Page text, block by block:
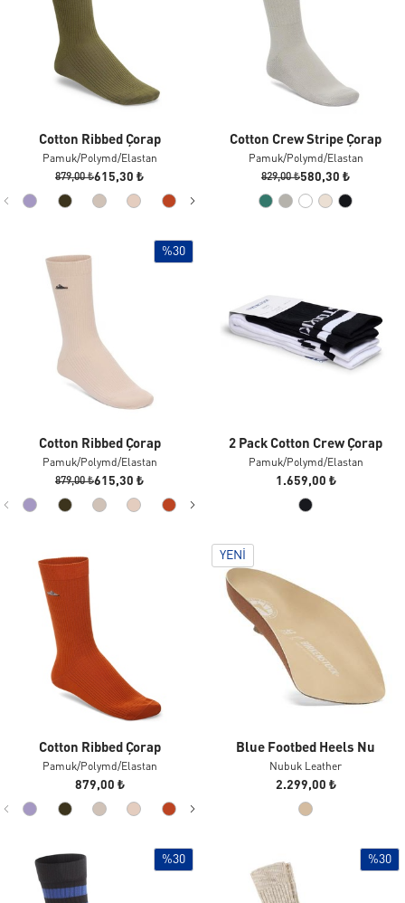
Cotton Ribbed Çorap
Pamuk/polymd/elastan
879,00 ₺615,30 ₺
Cotton Crew Stripe Çorap
Pamuk/polymd/elastan
829,00 ₺580,30 ₺
%30
Cotton Ribbed Çorap
Pamuk/polymd/elastan
879,00 ₺615,30 ₺
2 Pack Cotton Crew Çorap
Pamuk/polymd/elastan
1.659,00 ₺
Cotton Ribbed Çorap
Pamuk/polymd/elastan
879,00 ₺
YENI
Blue Footbed Heels Nu
Nubuk Leather
2.299,00 ₺
%30 %30